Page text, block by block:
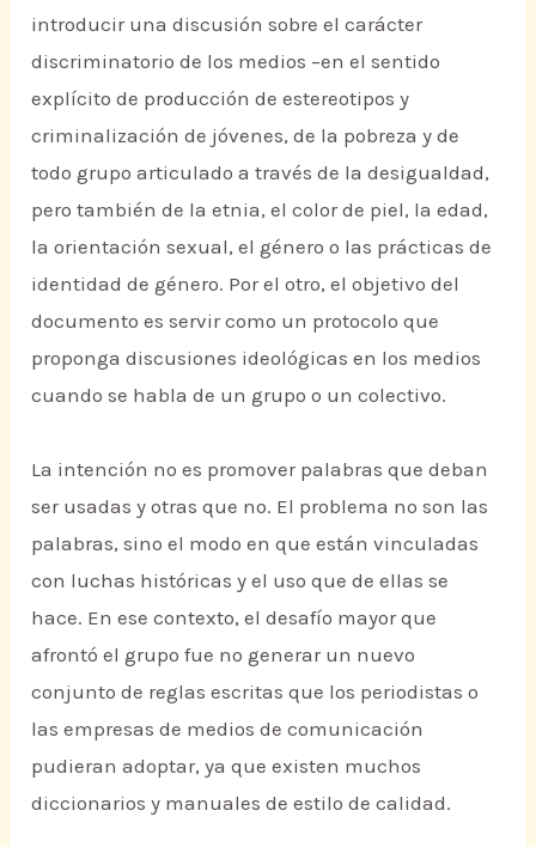
introducir una discusión sobre el carácter
discriminatorio de los medios –en el sentido
explícito de producción de estereotipos y
criminalización de jóvenes, de la pobreza y de
todo grupo articulado a través de la desigualdad,
pero también de la etnia, el color de piel, la edad,
la orientación sexual, el género o las prácticas de
identidad de género. Por el otro, el objetivo del
documento es servir como un protocolo que
proponga discusiones ideológicas en los medios
cuando se habla de un grupo o un colectivo.
La intención no es promover palabras que deban
ser usadas y otras que no. El problema no son las
palabras, sino el modo en que están vinculadas
con luchas históricas y el uso que de ellas se
hace. En ese contexto, el desafío mayor que
afrontó el grupo fue no generar un nuevo
conjunto de reglas escritas que los periodistas o
las empresas de medios de comunicación
pudieran adoptar, ya que existen muchos
diccionarios y manuales de estilo de calidad.